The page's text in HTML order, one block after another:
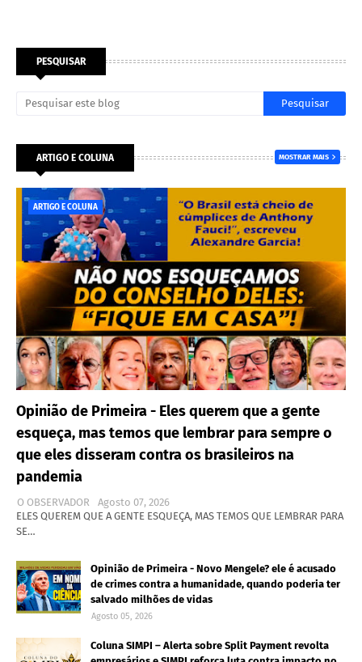
PESQUISAR
ARTIGO E COLUNA MOSTRAR MAIS
ARTIGO E COLUNA
Opinião de Primeira - Eles querem que a gente
esqueça, mas temos que lembrar para sempre o
que eles disseram contra os brasileiros na
pandemia
O OBSERVADOR
Agosto 07, 2026
ELES QUEREM QUE A GENTE ESQUEÇA, MAS TEMOS QUE LEMBRAR PARA
SE…
Opinião de Primeira - Novo Mengele? ele é acusado
de crimes contra a humanidade, quando poderia ter
salvado milhões de vidas
Agosto 05, 2026
Coluna SIMPI – Alerta sobre Split Payment revolta